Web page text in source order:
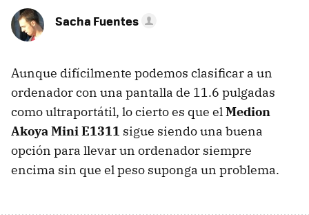
Sacha Fuentes
Aunque difícilmente podemos clasificar a un
ordenador con una pantalla de 11.6 pulgadas
como ultraportátil, lo cierto es que elMedion
Akoya Mini E1311 sigue siendo una buena
opción para llevar un ordenador siempre
encima sin que el peso suponga un problema.